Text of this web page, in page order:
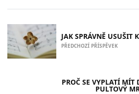
JAK SPRÁVNĚ USUŠIT
PŘEDCHOZÍ PŘÍSPĚVEK
PROČ SE VYPLATÍ MÍT
PULTOVÝ